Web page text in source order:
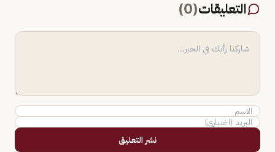
التعليقات(
0
)
نشر التعليق